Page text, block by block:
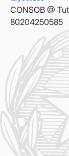
CONSOB @
80204250585